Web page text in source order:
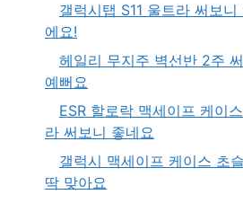
갤럭시탭 S11 울트라 써보
에요!
헤일리 무지주 벽선반 2주
예뻐요
ESR 할로락 맥세이프 케이
라 써보니 좋네요
갤럭시 맥세이프 케이스 초
딱 맞아요